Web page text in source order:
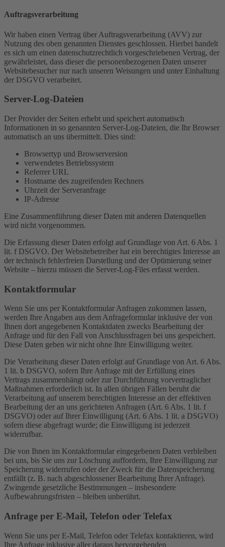
Auftragsverarbeitung
Wir haben einen Vertrag über Auftragsverarbeitung (AVV) zur
Nutzung des oben genannten Dienstes geschlossen. Hierbei handelt
es sich um einen datenschutzrechtlich vorgeschriebenen Vertrag, der
gewährleistet, dass dieser die personenbezogenen Daten unserer
Websitebesucher nur nach unseren Weisungen und unter Einhaltung
der DSGVO verarbeitet.
Server-Log-Dateien
Der Provider der Seiten erhebt und speichert automatisch
Informationen in so genannten Server-Log-Dateien, die Ihr Browser
automatisch an uns übermittelt. Dies sind:
Browsertyp und Browserversion
verwendetes Betriebssystem
Referrer URL
Hostname des zugreifenden Rechners
Uhrzeit der Serveranfrage
IP-Adresse
Eine Zusammenführung dieser Daten mit anderen Datenquellen
wird nicht vorgenommen.
Die Erfassung dieser Daten erfolgt auf Grundlage von Art. 6 Abs. 1
lit. f DSGVO. Der Websitebetreiber hat ein berechtigtes Interesse an
der technisch fehlerfreien Darstellung und der Optimierung seiner
Website – hierzu müssen die Server-Log-Files erfasst werden.
Kontaktformular
Wenn Sie uns per Kontaktformular Anfragen zukommen lassen,
werden Ihre Angaben aus dem Anfrageformular inklusive der von
Ihnen dort angegebenen Kontaktdaten zwecks Bearbeitung der
Anfrage und für den Fall von Anschlussfragen bei uns gespeichert.
Diese Daten geben wir nicht ohne Ihre Einwilligung weiter.
Die Verarbeitung dieser Daten erfolgt auf Grundlage von Art. 6 Abs.
1 lit. b DSGVO, sofern Ihre Anfrage mit der Erfüllung eines
Vertrags zusammenhängt oder zur Durchführung vorvertraglicher
Maßnahmen erforderlich ist. In allen übrigen Fällen beruht die
Verarbeitung auf unserem berechtigten Interesse an der effektiven
Bearbeitung der an uns gerichteten Anfragen (Art. 6 Abs. 1 lit. f
DSGVO) oder auf Ihrer Einwilligung (Art. 6 Abs. 1 lit. a DSGVO)
sofern diese abgefragt wurde; die Einwilligung ist jederzeit
widerrufbar.
Die von Ihnen im Kontaktformular eingegebenen Daten verbleiben
bei uns, bis Sie uns zur Löschung auffordern, Ihre Einwilligung zur
Speicherung widerrufen oder der Zweck für die Datenspeicherung
entfällt (z. B. nach abgeschlossener Bearbeitung Ihrer Anfrage).
Zwingende gesetzliche Bestimmungen – insbesondere
Aufbewahrungsfristen – bleiben unberührt.
Anfrage per E-Mail, Telefon oder Telefax
Wenn Sie uns per E-Mail, Telefon oder Telefax kontaktieren, wird
Ihre Anfrage inklusive aller daraus hervorgehenden